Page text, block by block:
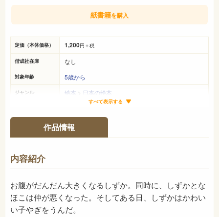
定価（本体価格） 1,200円＋税
偕成社在庫 なし
対象年齢 5歳から
ジャンル 絵本 > 日本の絵本
28ページ
ISBN 978-4-03-334030-2
NDC
発売日 1981年11月
すべて表示する
紙書籍を購入
作品情報
内容紹介
お腹がだんだん大きくなるしずか。同時に、しずかとな
ほこは仲が悪くなった。そしてある日、しずかはかわい
い子やぎをうんだ。